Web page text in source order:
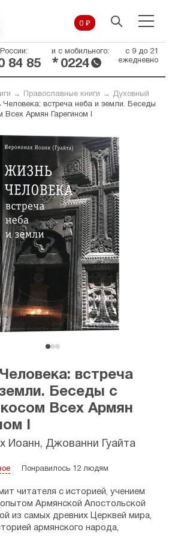
0 ₽
84 85
и с мобильного:
* 0224
с 9 до 21
ежедневно
→ Православные книги →
Духовный
встреча неба и земли. Беседы
Всех Армян Гарегином I
встреча
Беседы с
Всех Армян
I
Иоанн, Джованни Гуайта
Понравилось 12 людям
читателя с историей, учением
Армянской Апостольской
из самых древних Церквей мира,
армянского народа,